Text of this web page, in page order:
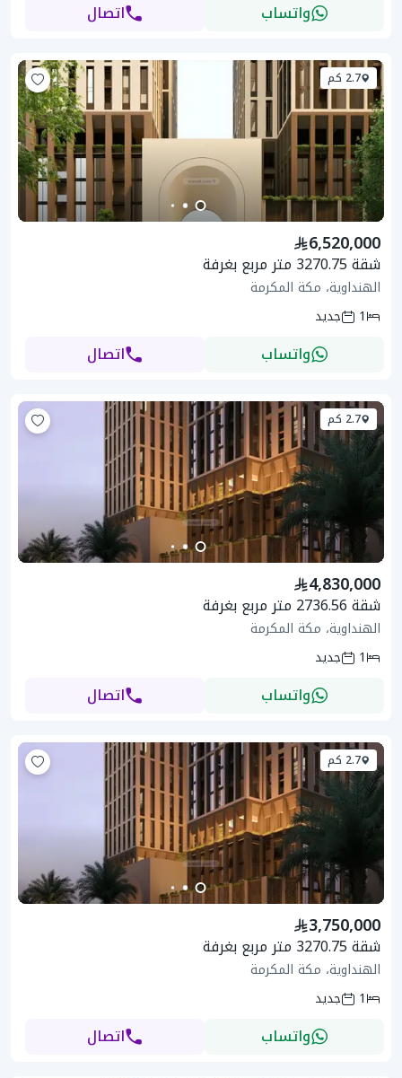
واتساب اتصال
2.7 كم
6,520,000
شقة 3270.75 متر مربع بغرفة
الهنداوية، مكة المكرمة
1
جديد
واتساب اتصال
2.7 كم
4,830,000
شقة 2736.56 متر مربع بغرفة
الهنداوية، مكة المكرمة
1
جديد
واتساب اتصال
2.7 كم
3,750,000
شقة 3270.75 متر مربع بغرفة
الهنداوية، مكة المكرمة
1
جديد
واتساب اتصال